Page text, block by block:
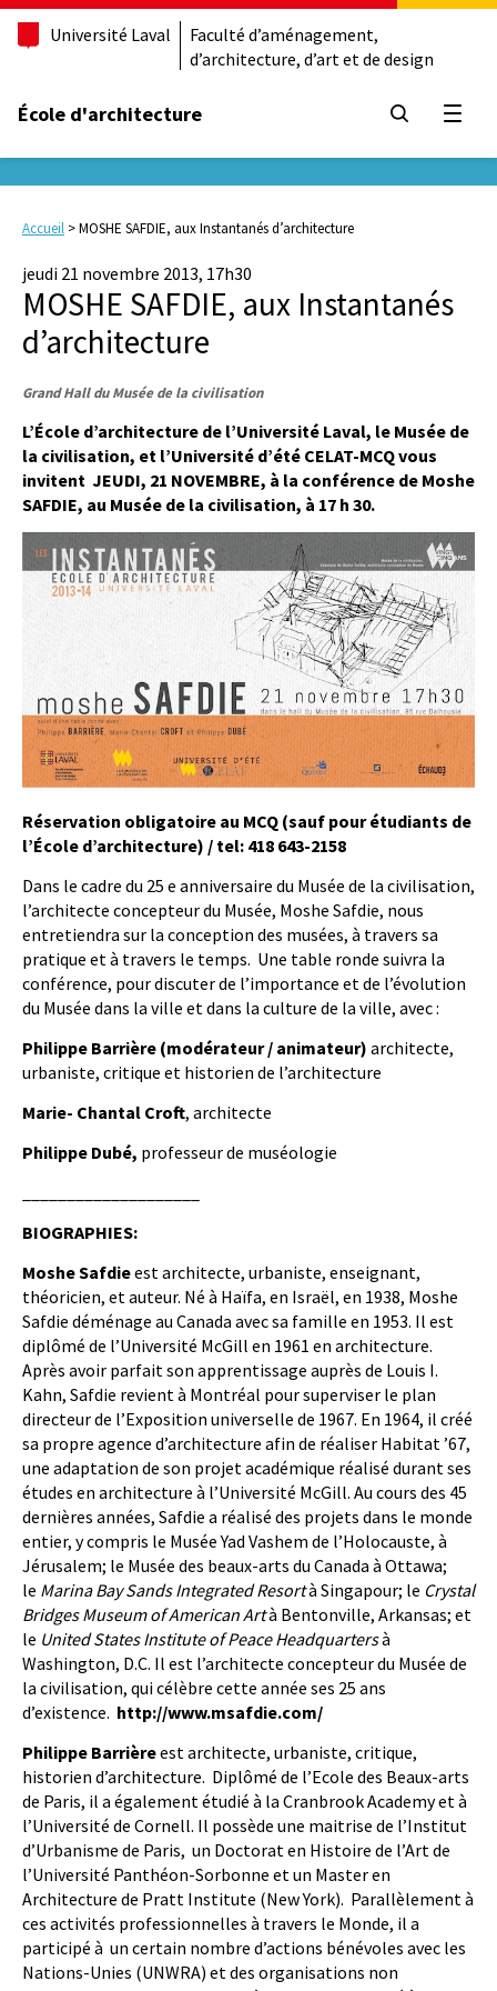
Université Laval
Faculté d’aménagement,
d’architecture, d’art et de design
École d'architecture
Accueil >MOSHE SAFDIE, aux Instantanés d’architecture
jeudi 21 novembre 2013, 17h30
MOSHE SAFDIE, aux Instantanés
d’architecture
Grand Hall du Musée de la civilisation
L’École d’architecture de l’Université Laval, le Musée de
la civilisation, et l’Université d’été CELAT-MCQ vous
invitent JEUDI, 21 NOVEMBRE, à la conférence de Moshe
SAFDIE, au Musée de la civilisation, à 17 h 30.
Réservation obligatoire au MCQ (sauf pour étudiants de
l’École d’architecture) / tel: 418 643-2158
Dans le cadre du 25 e anniversaire du Musée de la civilisation,
l’architecte concepteur du Musée, Moshe Safdie, nous
entretiendra sur la conception des musées, à travers sa
pratique et à travers le temps. Une table ronde suivra la
conférence, pour discuter de l’importance et de l’évolution
du Musée dans la ville et dans la culture de la ville, avec :
Philippe Barrière (modérateur / animateur) architecte,
urbaniste, critique et historien de l’architecture
Marie- Chantal Croft, architecte
Philippe Dubé, professeur de muséologie
BIOGRAPHIES:
Moshe Safdieest architecte, urbaniste, enseignant,
théoricien, et auteur. Né à Haïfa, en Israël, en 1938, Moshe
Safdie déménage au Canada avec sa famille en 1953. Il est
diplômé de l’Université McGill en 1961 en architecture.
Après avoir parfait son apprentissage auprès de Louis I.
Kahn, Safdie revient à Montréal pour superviser le plan
directeur de l’Exposition universelle de 1967. En 1964, il créé
sa propre agence d’architecture afin de réaliser Habitat ’67,
une adaptation de son projet académique réalisé durant ses
études en architecture à l’Université McGill. Au cours des 45
dernières années, Safdie a réalisé des projets dans le monde
entier, y compris le Musée Yad Vashem de l’Holocauste, à
Jérusalem; le Musée des beaux-arts du Canada à Ottawa;
le Marina Bay Sands Integrated Resortà Singapour; le Crystal
Bridges Museum of American Artà Bentonville, Arkansas; et
le United States Institute of Peace Headquartersà
Washington, D.C. Il est l’architecte concepteur du Musée de
la civilisation, qui célèbre cette année ses 25 ans
d’existence. http://www.msafdie.com/
Philippe Barrièreest architecte, urbaniste, critique,
historien d’architecture. Diplômé de l’Ecole des Beaux-arts
de Paris, il a également étudié à la Cranbrook Academy et à
l’Université de Cornell. Il possède une maitrise de l’Institut
d’Urbanisme de Paris, un Doctorat en Histoire de l’Art de
l’Université Panthéon-Sorbonne et un Master en
Architecture de Pratt Institute (New York). Parallèlement à
ces activités professionnelles à travers le Monde, il a
participé à un certain nombre d’actions bénévoles avec les
Nations-Unies (UNWRA) et des organisations non